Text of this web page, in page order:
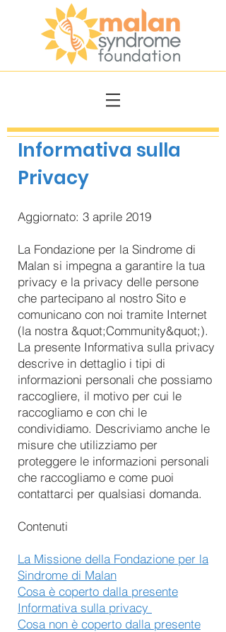
Informativa sulla
Privacy
Aggiornato: 3 aprile 2019
La Fondazione per la Sindrome di
Malan si impegna a garantire la tua
privacy e la privacy delle persone
che partecipano al nostro Sito e
comunicano con noi tramite Internet
(la nostra &quot;Community&quot;).
La presente Informativa sulla privacy
descrive in dettaglio i tipi di
informazioni personali che possiamo
raccogliere, il motivo per cui le
raccogliamo e con chi le
condividiamo. Descriviamo anche le
misure che utilizziamo per
proteggere le informazioni personali
che raccogliamo e come puoi
contattarci per qualsiasi domanda.
Contenuti
La Missione della Fondazione per la
Sindrome di Malan
Cosa è coperto dalla presente
Informativa sulla privacy
Cosa non è coperto dalla presente